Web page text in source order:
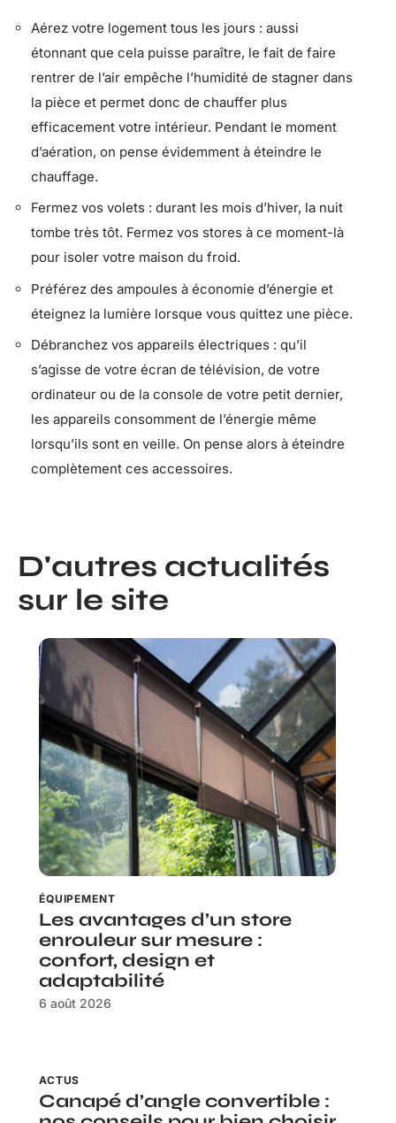
Aérez votre logement tous les jours : aussi
étonnant que cela puisse paraître, le fait de faire
rentrer de l’air empêche l’humidité de stagner dans
la pièce et permet donc de chauffer plus
efficacement votre intérieur. Pendant le moment
d’aération, on pense évidemment à éteindre le
chauffage.
Fermez vos volets : durant les mois d’hiver, la nuit
tombe très tôt. Fermez vos stores à ce moment-là
pour isoler votre maison du froid.
Préférez des ampoules à économie d’énergie et
éteignez la lumière lorsque vous quittez une pièce.
Débranchez vos appareils électriques : qu’il
s’agisse de votre écran de télévision, de votre
ordinateur ou de la console de votre petit dernier,
les appareils consomment de l’énergie même
lorsqu’ils sont en veille. On pense alors à éteindre
complètement ces accessoires.
D'autres actualités
sur le site
ÉQUIPEMENT
Les avantages d’un store
enrouleur sur mesure :
confort, design et
adaptabilité
6 août 2026
ACTUS
Canapé d’angle convertible :